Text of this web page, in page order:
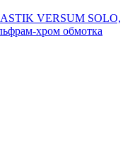
VERSUM SOLO,
хром обмотка